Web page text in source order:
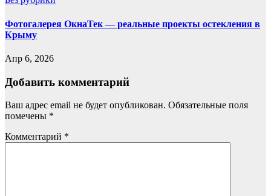
Фотогалерея ОкнаТек — реальные проекты остекления в
Крыму
Апр 6, 2026
Добавить комментарий
Ваш адрес email не будет опубликован. Обязательные поля
помечены *
Комментарий *